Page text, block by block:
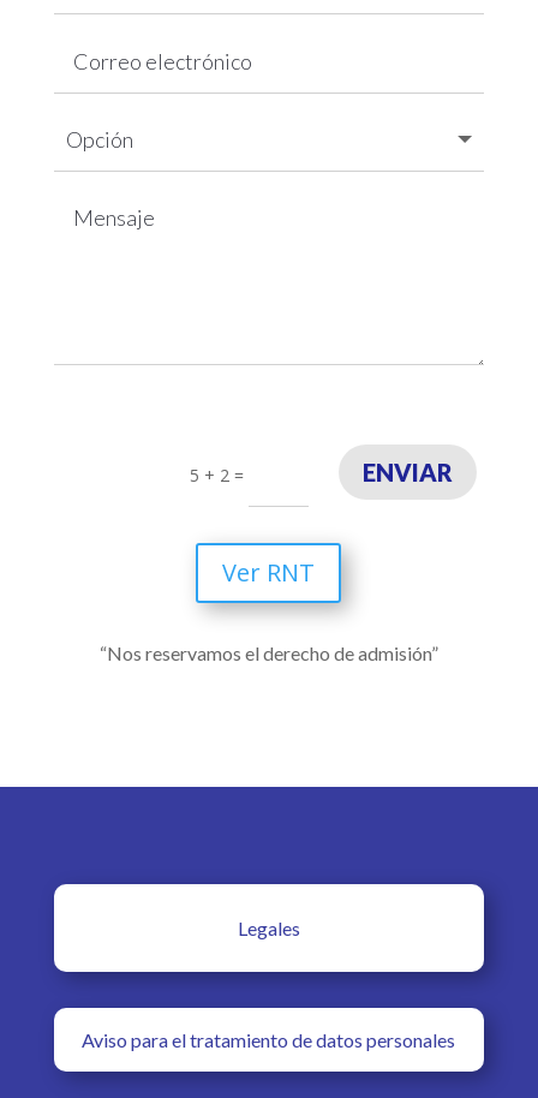
5 + 2 = ENVIAR
Ver RNT
“Nos reservamos el derecho de admisión”
Legales
Aviso para el tratamiento de datos personales